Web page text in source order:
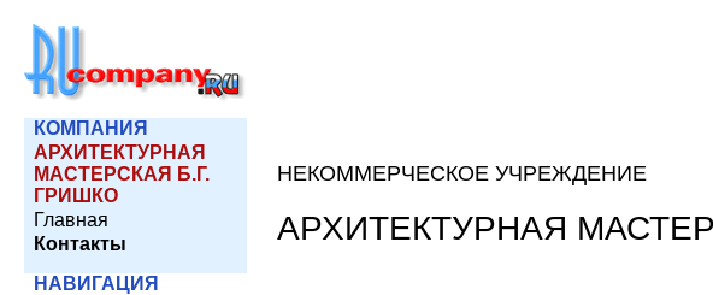
КОМПАНИЯ
АРХИТЕКТУРНАЯ
МАСТЕРСКАЯ Б.Г.
ГРИШКО
Главная
Контакты
НАВИГАЦИЯ
НЕКОММЕРЧЕСКОЕ УЧРЕЖДЕНИЕ
АРХИТЕКТУРНАЯ